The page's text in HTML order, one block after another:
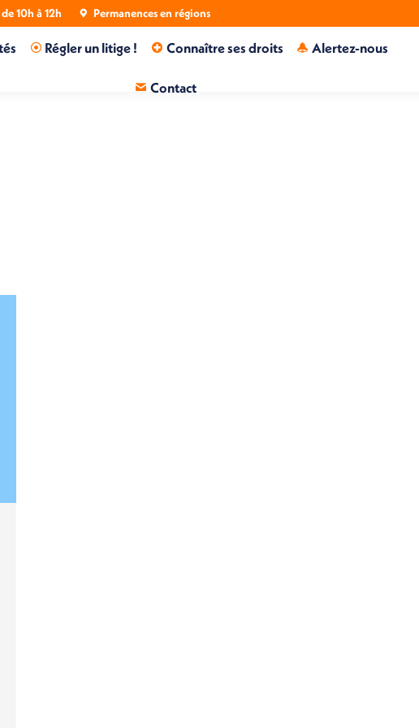
10h à 12h Permanences en régions
Régler un litige ! Connaître ses droits Alertez-nous
Contact